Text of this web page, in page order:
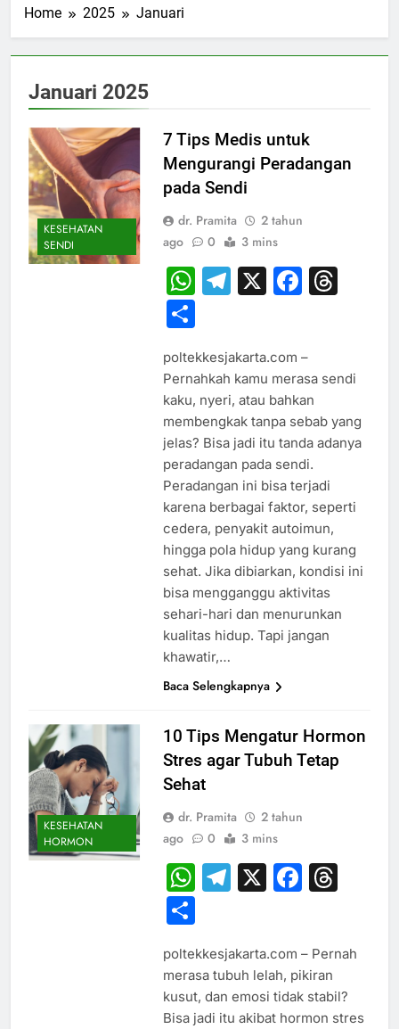
Home 2025 Januari
Januari 2025
KESEHATAN
SENDI
7 Tips Medis untuk
Mengurangi Peradangan
pada Sendi
dr. Pramita
2 tahun
ago
0 3 mins
WhatsApp
Telegram
X
Share
poltekkesjakarta.com –
Pernahkah kamu merasa sendi
kaku, nyeri, atau bahkan
membengkak tanpa sebab yang
jelas? Bisa jadi itu tanda adanya
peradangan pada sendi.
Peradangan ini bisa terjadi
karena berbagai faktor, seperti
cedera, penyakit autoimun,
hingga pola hidup yang kurang
sehat. Jika dibiarkan, kondisi ini
bisa mengganggu aktivitas
sehari-hari dan menurunkan
kualitas hidup. Tapi jangan
khawatir,…
Baca Selengkapnya
KESEHATAN
HORMON
10 Tips Mengatur Hormon
Stres agar Tubuh Tetap
Sehat
dr. Pramita
2 tahun
ago
0 3 mins
WhatsApp
Telegram
X
Share
poltekkesjakarta.com – Pernah
merasa tubuh lelah, pikiran
kusut, dan emosi tidak stabil?
Bisa jadi itu akibat hormon stres